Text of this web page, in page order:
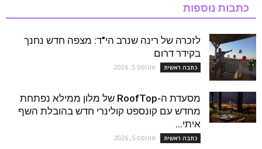
כתבות נוספות
לזכרה של רינה שנרב הי"ד: מצפה חדש נחנך
בקידר דרום
כתבה ראשית אוגוסט 5, 2026
מסעדת ה-RoofTop של מלון ממילא נפתחת
מחדש עם קונספט קולינרי חדש בהובלת השף
איתי...
כתבה ראשית אוגוסט 5, 2026